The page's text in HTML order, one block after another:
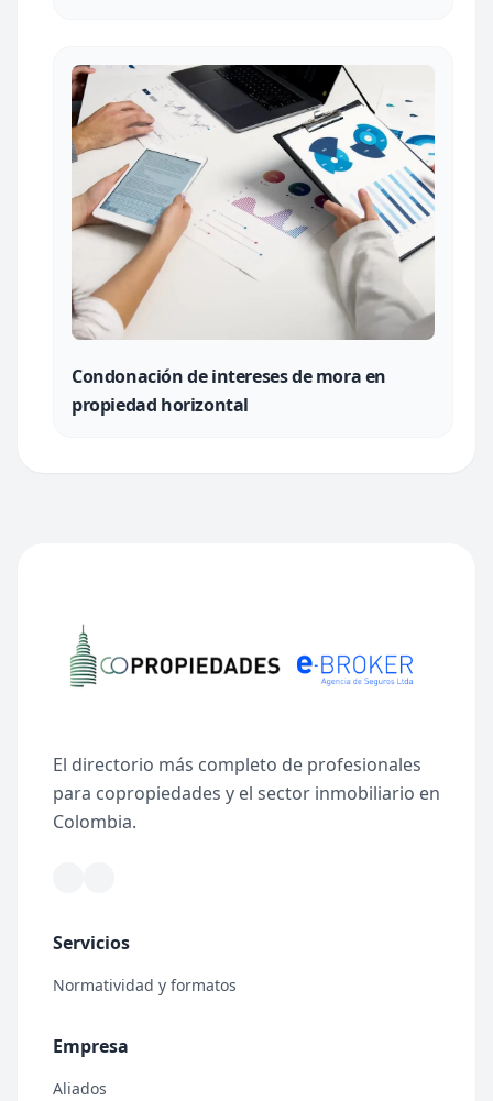
Condonación de intereses de mora en
propiedad horizontal
El directorio más completo de profesionales
para copropiedades y el sector inmobiliario en
Colombia.
Servicios
Normatividad y formatos
Empresa
Aliados